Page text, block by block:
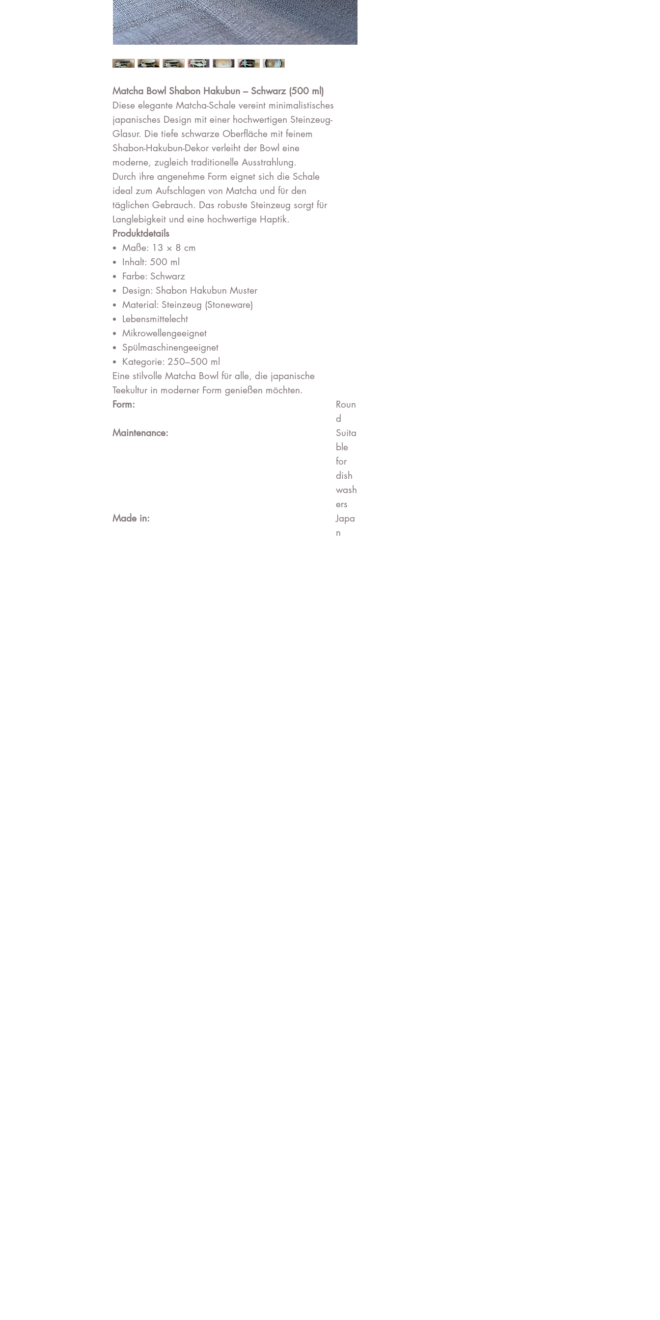
Matcha Bowl Shabon Hakubun – Schwarz (500 ml)
Diese elegante Matcha-Schale vereint minimalistisches
japanisches Design mit einer hochwertigen Steinzeug-
Glasur. Die tiefe schwarze Oberfläche mit feinem
Shabon-Hakubun-Dekor verleiht der Bowl eine
moderne, zugleich traditionelle Ausstrahlung.
Durch ihre angenehme Form eignet sich die Schale
ideal zum Aufschlagen von Matcha und für den
täglichen Gebrauch. Das robuste Steinzeug sorgt für
Langlebigkeit und eine hochwertige Haptik.
Produktdetails
Maße: 13 × 8 cm
Inhalt: 500 ml
Farbe: Schwarz
Design: Shabon Hakubun Muster
Material: Steinzeug (Stoneware)
Lebensmittelecht
Mikrowellengeeignet
Spülmaschinengeeignet
Kategorie: 250–500 ml
Eine stilvolle Matcha Bowl für alle, die japanische
Teekultur in moderner Form genießen möchten.
Form:
Roun
d
Maintenance:
Suita
ble
for
dish
wash
ers
Made in:
Japa
n